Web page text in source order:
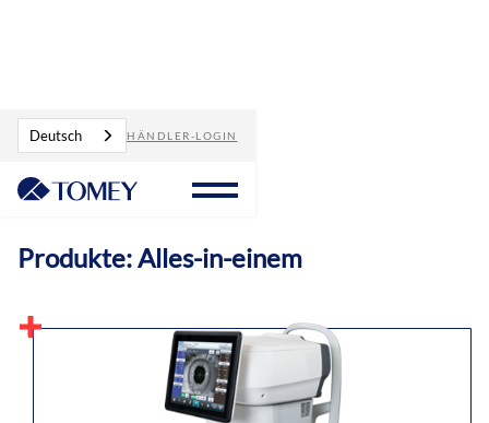
Deutsch HÄNDLER-LOGIN
Produkte Alles in Einem
Produkte: Alles-in-einem